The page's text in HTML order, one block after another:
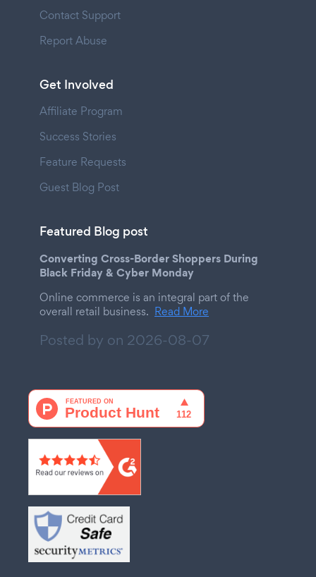
Contact Support
Report Abuse
Get Involved
Affiliate Program
Success Stories
Feature Requests
Guest Blog Post
Featured Blog post
Converting Cross-Border Shoppers During
Black Friday & Cyber Monday
Online commerce is an integral part of the
overall retail business. Read More
Posted by on 2026-08-07